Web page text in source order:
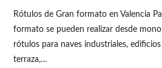
Rótulos de Gran formato en Valencia
formato se pueden realizar desde
rótulos para naves industriales,
terraza,…